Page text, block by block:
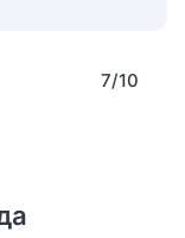
7/10